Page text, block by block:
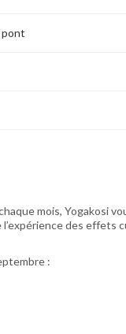
pont
mois, Yogakosi
des
: